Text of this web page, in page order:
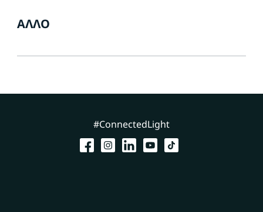
ΆΛΛΟ
#ConnectedLight